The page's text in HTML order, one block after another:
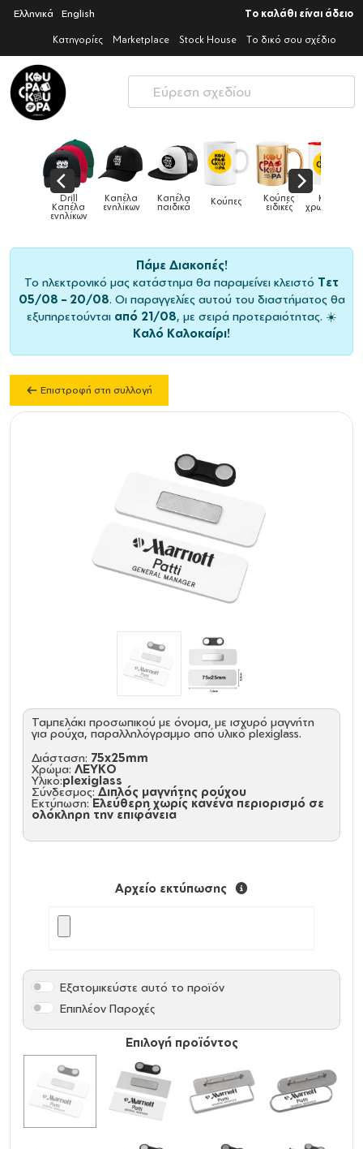
Ελληνικά English Το καλάθι είναι άδειο
Κατηγορίες Marketplace Stock House Το δικό σου σχέδιο
Drill
Καπέλα
ενηλίκων
Καπέλα
ενηλίκων
Καπέλα
παιδικά Κούπες Κούπες
ειδικές
Κούπες
χρωματιστές
Πάμε Διακοπές!
Το ηλεκτρονικό μας κατάστημα θα παραμείνει κλειστό Τετ
05/08 – 20/08. Οι παραγγελίες αυτού του διαστήματος θα
εξυπηρετούνται από 21/08, με σειρά προτεραιότητας. ☀️
Καλό Καλοκαίρι!
Επιστροφή στη συλλογή
Ταμπελάκι προσωπικού με όνομα, με ισχυρό μαγνήτη
για ρούχα, παραλληλόγραμμο από υλικό plexiglass.
Διάσταση: 75x25mm
Χρώμα: ΛΕΥΚΟ
Υλικό:plexiglass
Σύνδεσμος:Διπλός μαγνήτης ρούχου
Εκτύπωση:Ελεύθερη χωρίς κανένα περιορισμό σε
ολόκληρη την επιφάνεια
Επιλογή προϊόντος
Αρχείο εκτύπωσης
Εξατομικεύστε αυτό το προϊόν
Επιπλέον Παροχές